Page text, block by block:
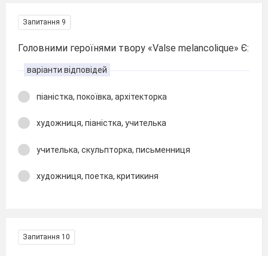
Запитання 9
Головними героїнями твору «Valse mеlancolique» Є:
варіанти відповідей
піаністка, покоївка, архітекторка
художниця, піаністка, учителька
учителька, скульпторка, письменниця
художниця, поетка, критикиня
Запитання 10